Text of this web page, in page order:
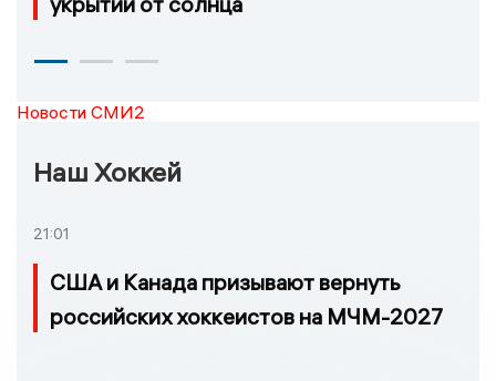
Новости СМИ2
Наш Хоккей
21:01
США и Канада призывают вернуть
российских хоккеистов на МЧМ-2027